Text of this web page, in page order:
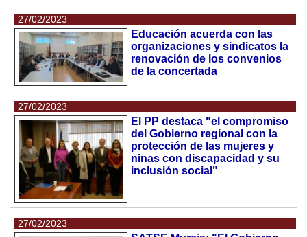
27/02/2023
Educación acuerda con las
organizaciones y sindicatos la
renovación de los convenios
de la concertada
27/02/2023
El PP destaca "el compromiso
del Gobierno regional con la
protección de las mujeres y
ninas con discapacidad y su
inclusión social"
27/02/2023